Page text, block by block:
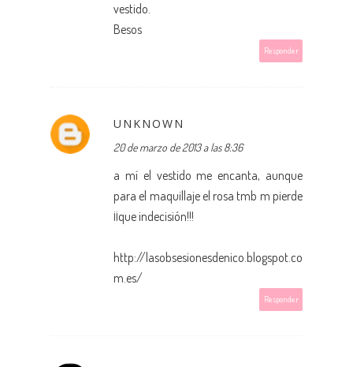
vestido.
Besos
Responder
UNKNOWN
20 de marzo de 2013 a las 8:36
a mí el vestido me encanta, aunque
para el maquillaje el rosa tmb m pierde
¡¡que indecisión!!!
http://lasobsesionesdenico.blogspot.co
m.es/
Responder